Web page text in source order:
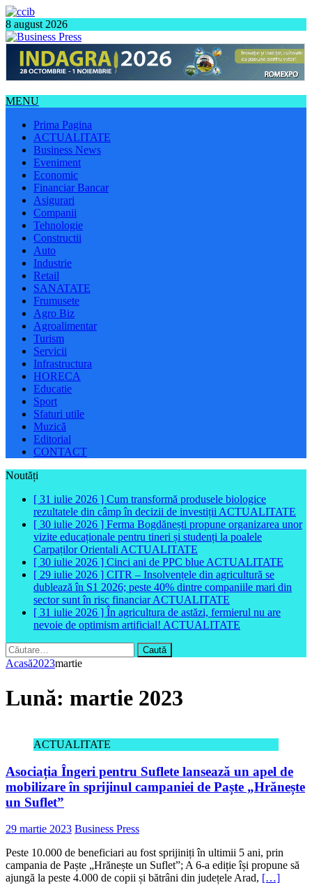
8 august 2026
MENU
Prima Pagina
ACTUALITATE
Business News
Eveniment
Economic
Financiar Bancar
Asigurari
Companii
Tehnologie
Constructii
Auto
Industrie
Retail
SANATATE
Frumusete
Agro Biz
Agroalimentar
Turism
Servicii
Infrastructura
HORECA
Educatie
Sport
Sfaturi utile
Muzică
Editorial
CONTACT
Noutăți
[ 31 iulie 2026 ] Cum transformă produsele biologice
rezultatele din câmp în decizii de investiții ACTUALITATE
[ 30 iulie 2026 ] Ferma Bogdănești propune organizarea unor
vizite educaționale pentru tineri și studenți la poalele
Carpaților Orientali ACTUALITATE
[ 30 iulie 2026 ] Cinci ani de PPC blue ACTUALITATE
[ 29 iulie 2026 ] CITR – Insolvențele din agricultură se
dublează în S1 2026; peste 40% dintre companiile mari din
sector sunt în risc financiarACTUALITATE
[ 31 iulie 2026 ] În agricultura de astăzi, fermierul nu are
nevoie de optimism artificial! ACTUALITATE
Caută
după:
Acasă2023martie
Lună: martie 2023
ACTUALITATE
Asociația Îngeri pentru Suflete lansează un apel de
mobilizare în sprijinul campaniei de Paște „Hrănește
un Suflet”
29 martie 2023 Business Press
Peste 10.000 de beneficiari au fost sprijiniți în ultimii 5 ani, prin
campania de Paște „Hrănește un Suflet”; A 6-a ediție își propune să
ajungă la peste 4.000 de copii și bătrâni din județele Arad, […]